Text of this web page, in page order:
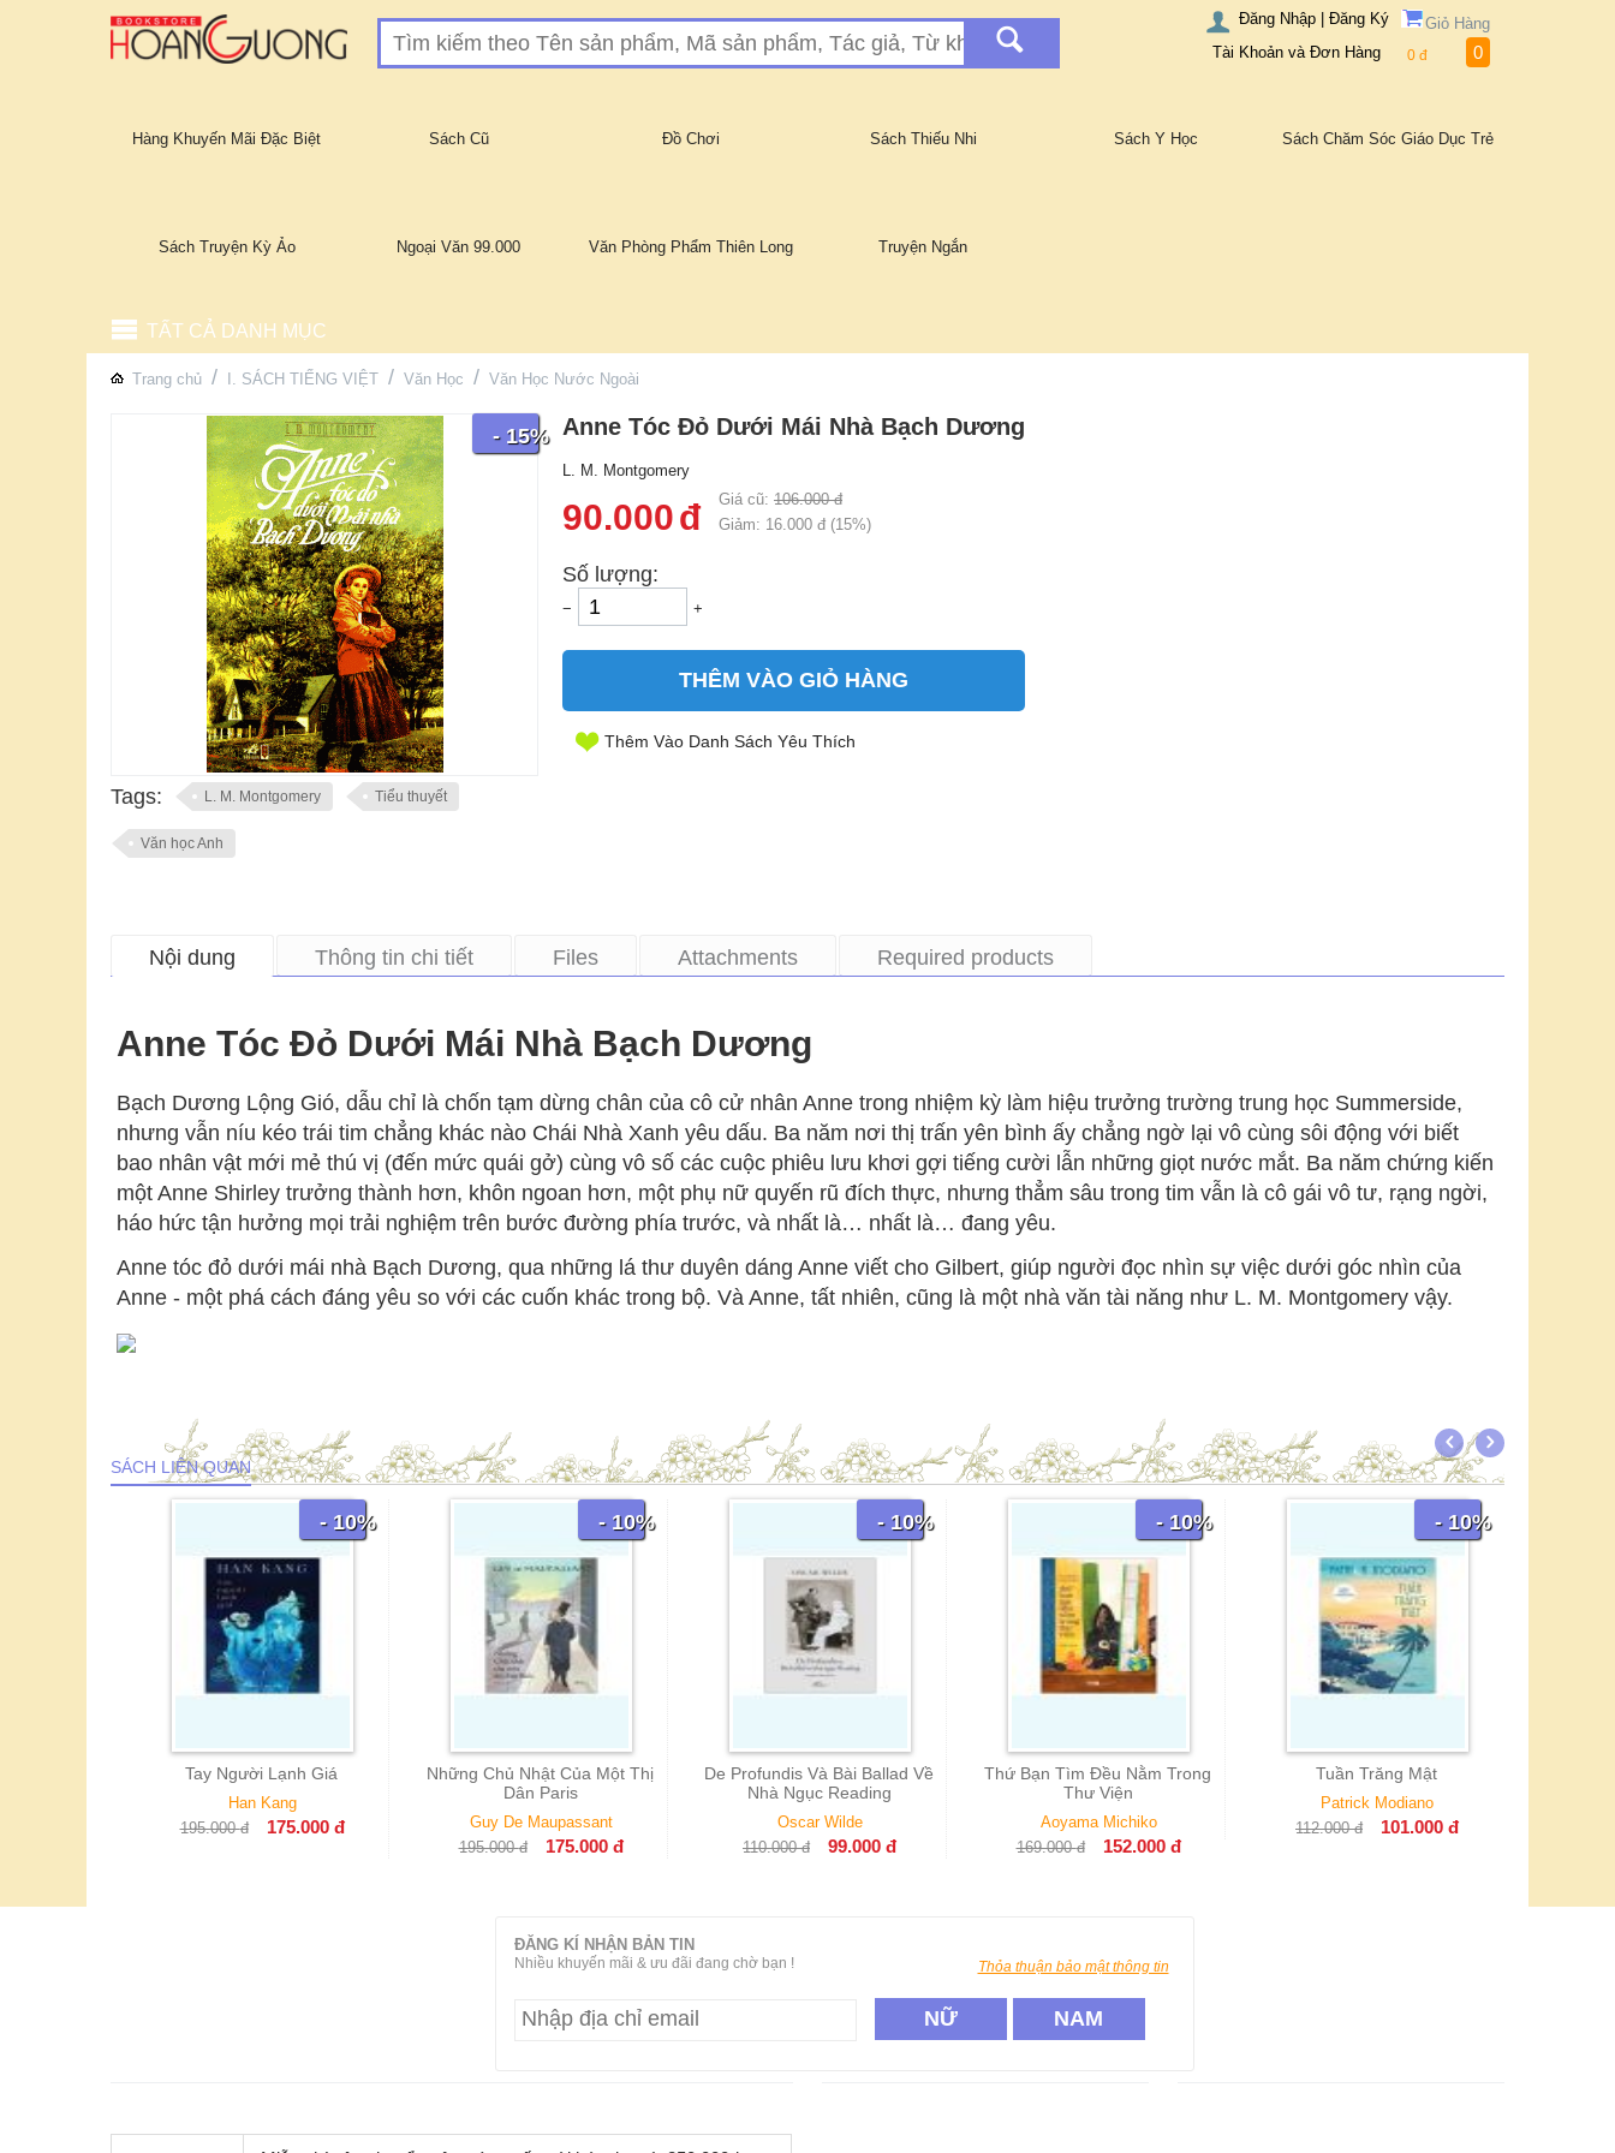
Giỏ Hàng
0đ 0
Đăng Nhập | Đăng Ký
Tài Khoản và Đơn Hàng
Hàng Khuyến Mãi Đặc Biệt Sách Cũ Đồ Chơi Sách Thiếu Nhi Sách Y Học Sách Chăm Sóc Giáo Dục Trẻ
Sách Truyện Kỳ Ảo Ngoại Văn 99.000 Văn Phòng Phẩm Thiên Long Truyện Ngắn
TẤT CẢ DANH MỤC
Trang chủ / I. SÁCH TIẾNG VIỆT / Văn Học / Văn Học Nước Ngoài
- 15%
Tags: L. M. Montgomery Tiểu thuyết
Văn học Anh
Anne Tóc Đỏ Dưới Mái Nhà Bạch Dương
L. M. Montgomery
90.000đ Giá cũ: 106.000 đ
Giảm: 16.000 đ (15%)
Số lượng:
− +
THÊM VÀO GIỎ HÀNG
Thêm Vào Danh Sách Yêu Thích
Nội dung Thông tin chi tiết Files Attachments Required products
Anne Tóc Đỏ Dưới Mái Nhà Bạch Dương
Bạch Dương Lộng Gió, dẫu chỉ là chốn tạm dừng chân của cô cử nhân Anne trong nhiệm kỳ làm hiệu trưởng trường trung học Summerside,
nhưng vẫn níu kéo trái tim chẳng khác nào Chái Nhà Xanh yêu dấu. Ba năm nơi thị trấn yên bình ấy chẳng ngờ lại vô cùng sôi động với biết
bao nhân vật mới mẻ thú vị (đến mức quái gở) cùng vô số các cuộc phiêu lưu khơi gợi tiếng cười lẫn những giọt nước mắt. Ba năm chứng kiến
một Anne Shirley trưởng thành hơn, khôn ngoan hơn, một phụ nữ quyến rũ đích thực, nhưng thẳm sâu trong tim vẫn là cô gái vô tư, rạng ngời,
háo hức tận hưởng mọi trải nghiệm trên bước đường phía trước, và nhất là… nhất là… đang yêu.
Anne tóc đỏ dưới mái nhà Bạch Dương, qua những lá thư duyên dáng Anne viết cho Gilbert, giúp người đọc nhìn sự việc dưới góc nhìn của
Anne - một phá cách đáng yêu so với các cuốn khác trong bộ. Và Anne, tất nhiên, cũng là một nhà văn tài năng như L. M. Montgomery vậy.
SÁCH LIÊN QUAN
- 10%
Những Chủ Nhật Của Một Thị
Dân Paris
Guy De Maupassant
- 10%
De Profundis Và Bài Ballad Về
Nhà Ngục Reading
Oscar Wilde
110.000 đ 99.000
- 10%
Thứ Bạn Tìm Đều Nằm Trong
Thư Viện
Aoyama Michiko
169.000 đ 152.000
- 10%
Tuần Trăng Mật
Patrick Modiano
112.000 đ 101.000
- 10%
Người Họ Tư Vũ Đều Phải Chết
Albert Tam
230.000 đ 207.000
ĐĂNG KÍ NHẬN BẢN TIN
Nhiều khuyến mãi & ưu đãi đang chờ bạn ! Thỏa thuận bảo mật thông tin
NỮ NAM